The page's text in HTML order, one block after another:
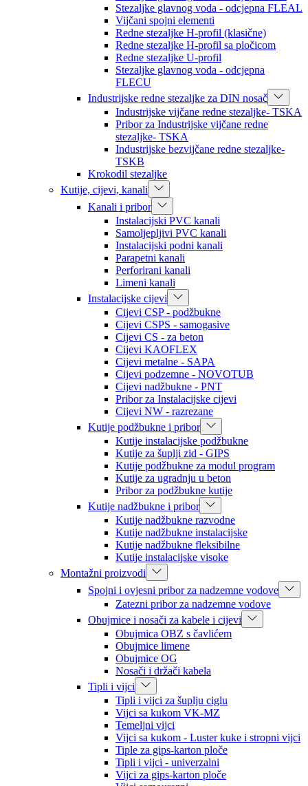
Stezaljke glavnog voda - odcjepna FLEAL
Vijčani spojni elementi
Redne stezaljke H-profil (klasične)
Redne stezaljke H-profil sa pločicom
Redne stezaljke U-profil
Stezaljke glavnog voda - odcjepna
FLECU
Industrijske redne stezaljke za DIN nosač
Industrijske vijčane redne stezaljke- TSKA
Pribor za Industrijske vijčane redne
stezaljke- TSKA
Industrijske bezvijčane redne stezaljke-
TSKB
Krokodil stezaljke
Kutije, cijevi, kanali
Kanali i pribor
Instalacijski PVC kanali
Samoljepljivi PVC kanali
Instalacijski podni kanali
Parapetni kanali
Perforirani kanali
Limeni kanali
Instalacijske cijevi
Cijevi CSP - podžbukne
Cijevi CSPS - samogasive
Cijevi CS - za beton
Cijevi KAOFLEX
Cijevi metalne - SAPA
Cijevi podzemne - NOVOTUB
Cijevi nadžbukne - PNT
Pribor za Instalacijske cijevi
Cijevi NW - razrezane
Kutije podžbukne i pribor
Kutije instalacijske podžbukne
Kutije za šuplji zid - GIPS
Kutije podžbukne za modul program
Kutije za ugradnju u beton
Pribor za podžbukne kutije
Kutije nadžbukne i pribor
Kutije nadžbukne razvodne
Kutije nadžbukne instalacijske
Kutije nadžbukne fleksibilne
Kutije instalacijske visoke
Montažni proizvodi
Spojni i ovjesni pribor za nadzemne vodove
Zatezni pribor za nadzemne vodove
Obujmice i nosači za kabele i cijevi
Obujmica OBZ s čavlićem
Obujmice limene
Obujmice OG
Nosači i držači kabela
Tipli i vijci
Tipli i vijci za šuplju ciglu
Vijci sa kukom VK-MZ
Temeljni vijci
Vijci sa kukom - Luster kuke i stropni vijci
Tiple za gips-karton ploče
Tipli i vijci - univerzalni
Vijci za gips-karton ploče